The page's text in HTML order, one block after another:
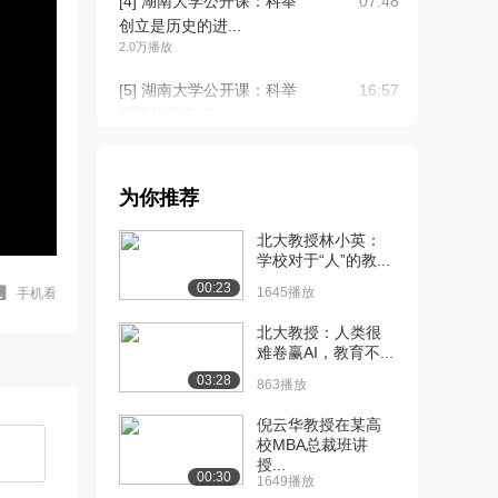
手机看
创立是历史的进...
2.0万播放
[5] 湖南大学公开课：科举
16:57
与二李纷争-考...
[7] 湖南大学公开课：通榜
与行卷-唐代科...
22:18
[8] 湖南大学公开课：行卷
的影响-通榜和...
15:29
[9] 湖南大学公开课：放榜
后的庆祝活动-...
08:11
为你推荐
00:23
北大教授林小英：
学校对于“人”的教...
1645播放
03:28
北大教授：人类很
难卷赢AI，教育不...
863播放
00:30
倪云华教授在某高
校MBA总裁班讲
授...
1649播放